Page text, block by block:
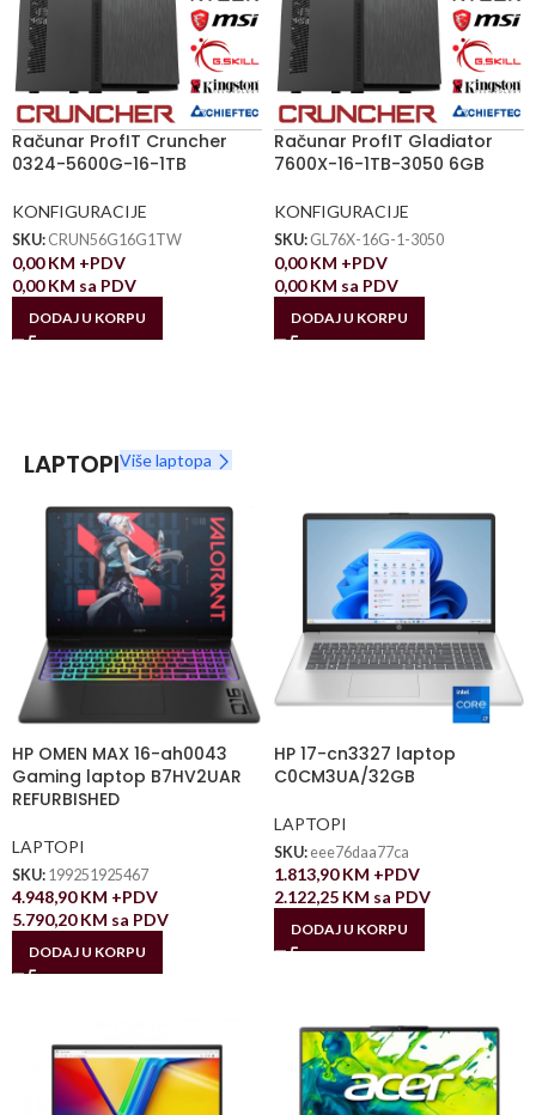
Računar ProfIT Cruncher
0324-5600G-16-1TB
KONFIGURACIJE
SKU: CRUN56G16G1TW
0,00KM +PDV
0,00KM sa PDV
DODAJ U KORPU
Računar ProfIT Gladiator
7600X-16-1TB-3050 6GB
KONFIGURACIJE
SKU: GL76X-16G-1-3050
0,00KM +PDV
0,00KM sa PDV
DODAJ U KORPU
LAPTOPIViše laptopa
HP OMEN MAX 16-ah0043
Gaming laptop B7HV2UAR
REFURBISHED
LAPTOPI
SKU: 199251925467
4.948,90KM +PDV
5.790,20KM sa PDV
DODAJ U KORPU
HP 17-cn3327 laptop
C0CM3UA/32GB
LAPTOPI
SKU: eee76daa77ca
1.813,90KM +PDV
2.122,25 KM sa PDV
DODAJ U KORPU